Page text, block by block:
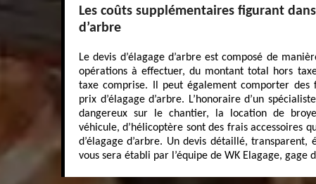
Les coûts supplémentaires figurant
d’arbre
Le devis d’élagage d’arbre est composé de
opérations à effectuer, du montant total hors
taxe comprise. Il peut également comporter
prix d’élagage d’arbre. L’honoraire d’un
dangereux sur le chantier, la location de
véhicule, d’hélicoptère sont des frais accessoires
d’élagage d’arbre. Un devis détaillé, transparent,
vous sera établi par l’équipe de WK Elagage, gage